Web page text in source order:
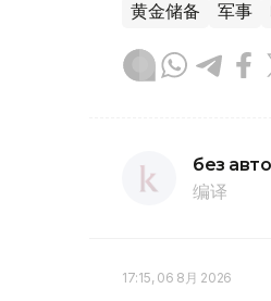
黄金储备 军事
без
编译
17:15, 06 8月 2026